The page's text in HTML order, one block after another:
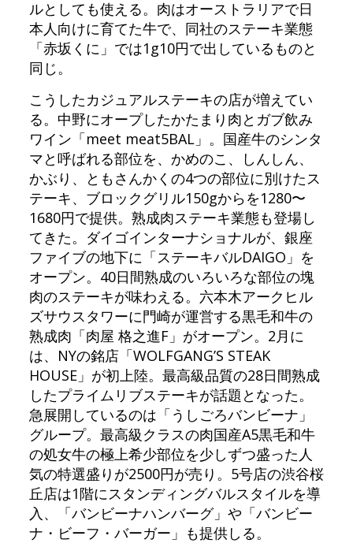
ルとしても使える。肉はオーストラリアで日
本人向けに育てた牛で、同社のステーキ業態
「赤坂くに」では1g10円で出しているものと
同じ。
こうしたカジュアルステーキの店が増えてい
る。中野にオープしたかたまり肉とガブ飲み
ワイン「meet meat5BAL」。国産牛のシンタ
マと呼ばれる部位を、かめのこ、しんしん、
かぶり、ともさんかくの4つの部位に別けたス
テーキ、ブロックグリル150gからを1280〜
1680円で提供。熟成肉ステーキ業態も登場し
てきた。ダイゴインターナショナルが、銀座
ファイブの地下に「ステーキバルDAIGO」を
オープン。40日間熟成のいろいろな部位の塊
肉のステーキが味わえる。六本木アークヒル
ズサウスタワーに門崎が運営する黒毛和牛の
熟成肉「肉屋 格之進F」がオープン。2月に
は、NYの銘店「WOLFGANG’S STEAK
HOUSE」が初上陸。最高級品質の28日間熟成
したプライムリブステーキが話題となった。
急展開しているのは「うしごろバンビーナ」
グループ。最高級クラスの肉国産A5黒毛和牛
の処女牛の極上希少部位を少しずつ盛った人
気の特選盛りが2500円が売り。5号店の渋谷桜
丘店は1階にスタンディングバルスタイルを導
入、「バンビーナハンバーグ」や「バンビー
ナ・ビーフ・バーガー」も提供しる。